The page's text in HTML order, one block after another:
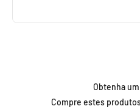
Obtenha
Compre estes